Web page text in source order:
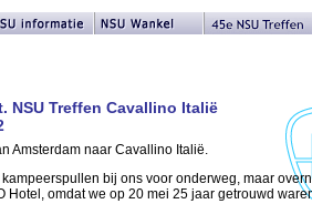
NSU Treffen Cavallino Italië
Amsterdam naar Cavallino Italië.
bij ons voor onderweg, maar
Hotel, omdat we op 20 mei 25 jaar getrouwd